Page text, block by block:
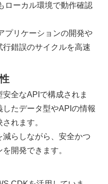
ローカル環境で動作確認
プリケーションの開発や
錯誤のサイクルを高速
全なAPIで構成されま
たデータ型やAPIの情報
れます。
らしながら、安全かつ
開発できます。